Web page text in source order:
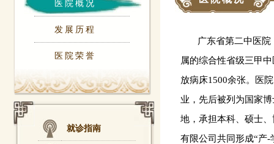
医院概况
发展历程
医院荣誉
就诊指南
广东省第二中医院
属的综合性省级三甲
放病床1500余张。医
业，先后被列为国家
地，承担本科、硕士
有限公司共同形成“产